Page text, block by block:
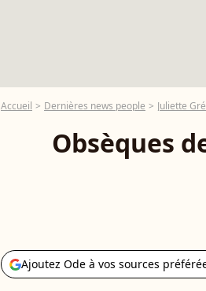
Accueil Dernières news people Juliette
Obsèques
Ajoutez Ode à vos sources